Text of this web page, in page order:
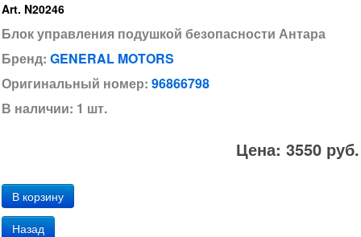
Art. N20246
Блок управления подушкой безопасности Антара
Бренд: GENERAL MOTORS
Оригинальный номер: 96866798
В наличии: 1 шт.
Цена: 3550 руб.
Назад